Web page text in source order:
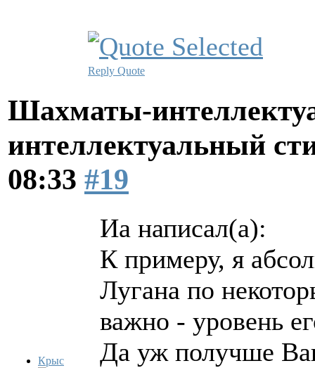
Reply Quote
Шахматы-
интеллектуальный
08:33 #19
Крыс
Иа написал(а):
К примеру, я
Лугана по
важно - уровень
Да уж получше